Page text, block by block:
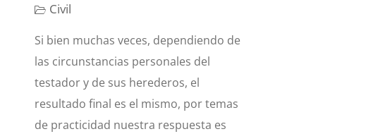
Civil
Si bien muchas veces, dependiendo de
las circunstancias personales del
testador y de sus herederos, el
resultado final es el mismo, por temas
de practicidad nuestra respuesta es